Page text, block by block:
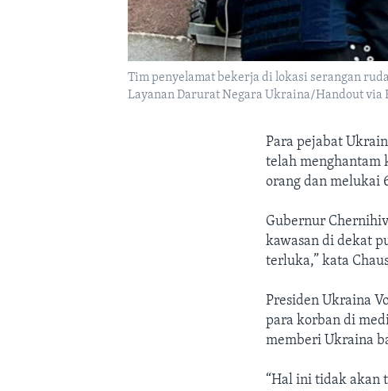
Tim penyelamat bekerja di lokasi serangan
Layanan Darurat Negara Ukraina/Handout via
Para pejabat
telah menghantam
orang dan melukai
Gubernur
kawasan di dekat
terluka,” kata
Presiden Ukraina
para korban di
memberi Ukraina
“Hal ini tidak akan